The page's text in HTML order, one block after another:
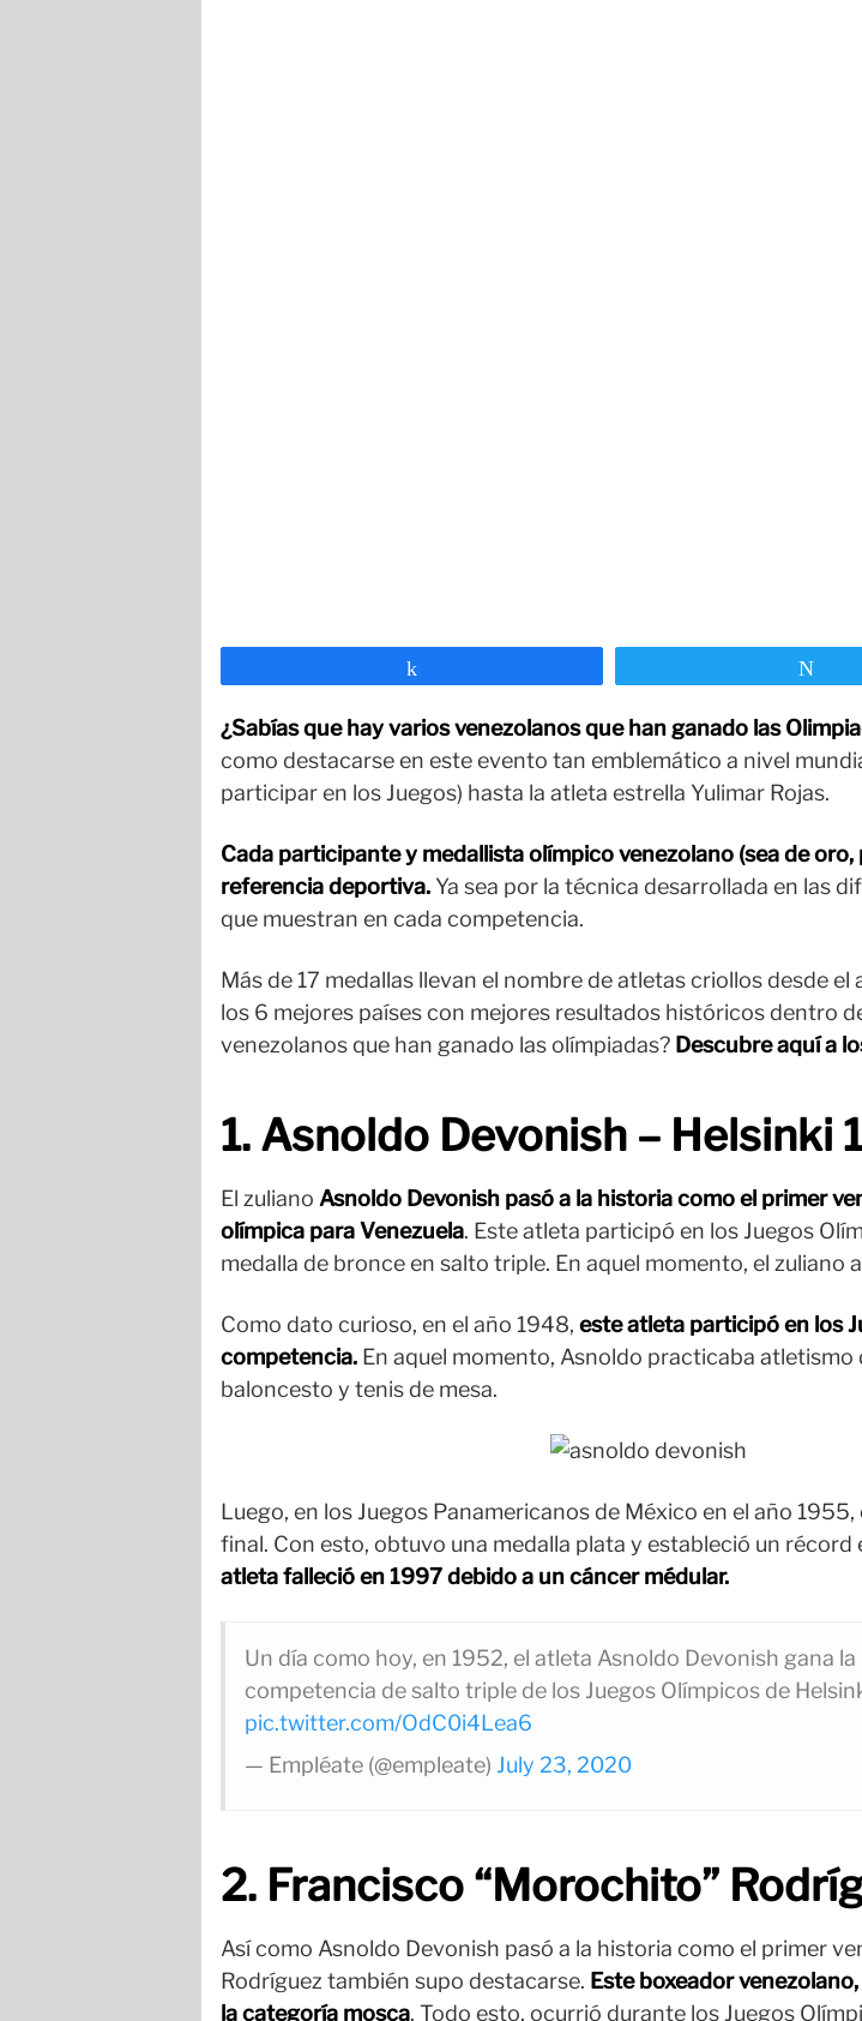
¿Sabías que hay varios venezolanos que han ganado las
como destacarse en este evento tan emblemático a nivel
participar en los Juegos) hasta la atleta estrella Yulimar Rojas.
Cada participante y medallista olímpico venezolano (sea de
referencia deportiva. Ya sea por la técnica desarrollada en las
que muestran en cada competencia.
Más de 17 medallas llevan el nombre de atletas criollos desde
los 6 mejores países con mejores resultados históricos dentro
venezolanos que han ganado las olímpiadas? Descubre aquí a
1. Asnoldo Devonish – Helsinki
El zuliano Asnoldo Devonish pasó a la historia como el primer
olímpica para Venezuela. Este atleta participó en los Juegos
medalla de bronce en salto triple. En aquel momento, el zuliano
Como dato curioso, en el año 1948, este atleta participó en los
competencia. En aquel momento, Asnoldo practicaba
baloncesto y tenis de mesa.
Luego, en los Juegos Panamericanos de México en el año
final. Con esto, obtuvo una medalla plata y estableció un
atleta falleció en 1997 debido a un cáncer médular.
Un día como hoy, en 1952, el atleta Asnoldo Devonish gana
competencia de salto triple de los Juegos Olímpicos de
pic.twitter.com/OdC0i4Lea6
— Empléate (@empleate) July 23, 2020
2. Francisco “Morochito”
Así como Asnoldo Devonish pasó a la historia como el primer
Rodríguez también supo destacarse. Este boxeador
la categoría mosca. Todo esto, ocurrió durante los Juegos